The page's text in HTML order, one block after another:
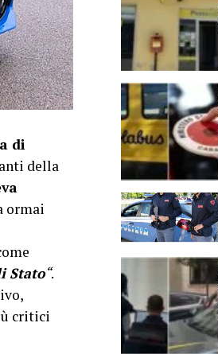
di
della
ormai
Stato“.
critici